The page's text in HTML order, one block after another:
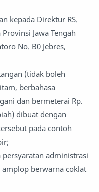
kepada Direktur RS.
Jawa Tengah
No. B0 Jebres,
(tidak boleh
berbahasa
dan bermeterai Rp.
dibuat dengan
pada contoh
administrasi
berwarna coklat